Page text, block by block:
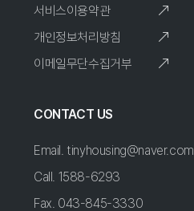
서비스이용약관
개인정보처리방침
이메일무단수집거부
CONTACT US
Email. tinyhousing@naver.com
Call. 1588-6293
Fax. 043-845-3330